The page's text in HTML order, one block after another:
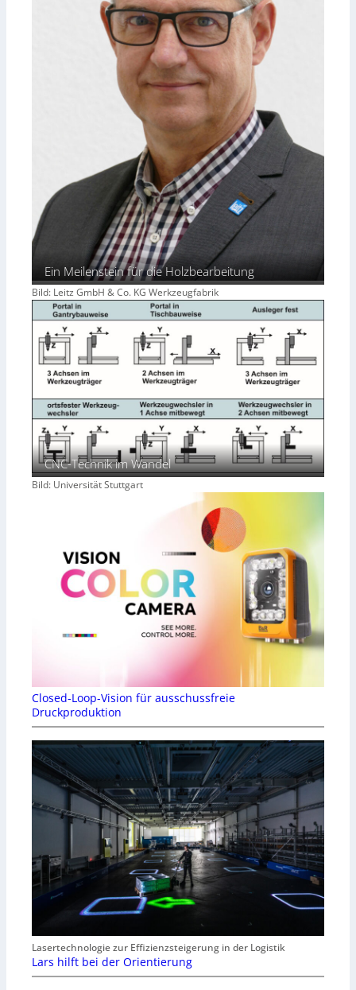
Ein Meilenstein für die Holzbearbeitung
Bild: Leitz GmbH & Co. KG Werkzeugfabrik
CNC-Technik im Wandel
Bild: Universität Stuttgart
Closed-Loop-Vision für ausschussfreie
Druckproduktion
Lasertechnologie zur Effizienzsteigerung in der Logistik
Lars hilft bei der Orientierung